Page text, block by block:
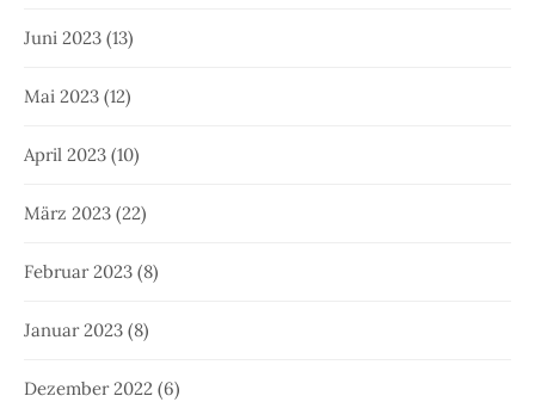
Juni 2023 (13)
Mai 2023 (12)
April 2023 (10)
März 2023 (22)
Februar 2023 (8)
Januar 2023 (8)
Dezember 2022 (6)